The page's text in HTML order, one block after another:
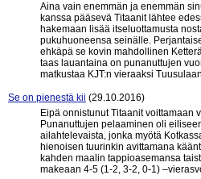
Aina vain enemmän ja enemmän
kanssa pääsevä Titaanit lähtee
hakemaan lisää itseluottamusta
pukuhuoneensa seinälle.
ehkäpä se kovin mahdollinen
taas lauantaina on punanuttujen
matkustaa KJT:n vieraaksi
Se on pienestä kii (29.10.2016)
Eipä onnistunut Titaanit voittamaan
Punanuttujen pelaaminen oli
ailahtelevaista, jonka myötä
hienoisen tuurinkin avittamana
kahden maalin tappioasemansa
makeaan 4-5 (1-2, 3-2, 0-1)